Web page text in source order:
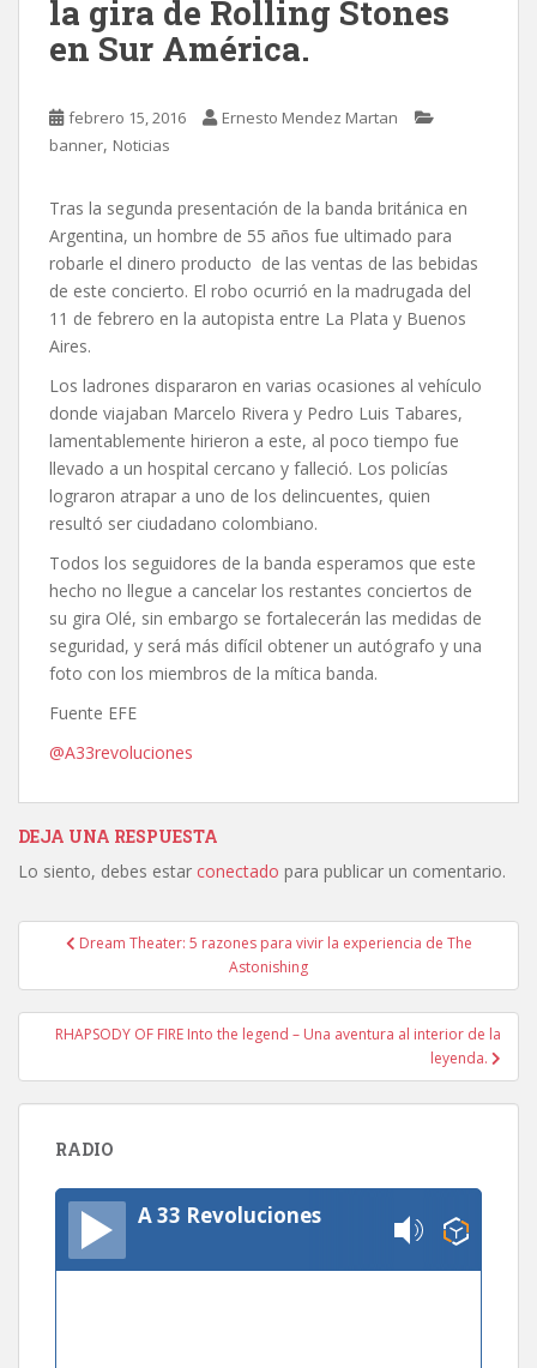
la gira de Rolling Stones
en Sur América.
febrero 15, 2016
Ernesto Mendez Martan
banner, Noticias
Tras la segunda presentación de la banda británica en
Argentina, un hombre de 55 años fue ultimado para
robarle el dinero producto de las ventas de las bebidas
de este concierto. El robo ocurrió en la madrugada del
11 de febrero en la autopista entre La Plata y Buenos
Aires.
Los ladrones dispararon en varias ocasiones al vehículo
donde viajaban Marcelo Rivera y Pedro Luis Tabares,
lamentablemente hirieron a este, al poco tiempo fue
llevado a un hospital cercano y falleció. Los policías
lograron atrapar a uno de los delincuentes, quien
resultó ser ciudadano colombiano.
Todos los seguidores de la banda esperamos que este
hecho no llegue a cancelar los restantes conciertos de
su gira Olé, sin embargo se fortalecerán las medidas de
seguridad, y será más difícil obtener un autógrafo y una
foto con los miembros de la mítica banda.
Fuente EFE
@A33revoluciones
DEJA UNA RESPUESTA
Lo siento, debes estar conectado para publicar un comentario.
Navegación
entradas
Dream Theater: 5 razones para vivir la experiencia de The
Astonishing
RHAPSODY OF FIRE Into the legend – Una aventura al interior de la
leyenda.
RADIO
A 33 Revoluciones